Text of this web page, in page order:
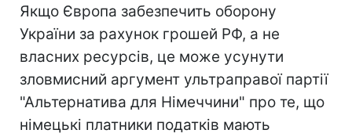
Якщо Європа забезпечить оборону
України за рахунок грошей РФ, а не
власних ресурсів, це може усунути
зловмисний аргумент ультраправої партії
"Альтернатива для Німеччини" про те, що
німецькі платники податків мають